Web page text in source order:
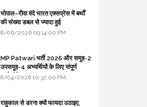
भोपाल–रीवा वंदे भारत एक्सप्रेस में बर्थों
की संख्या डबल से ज्यादा हुई
8/06/2026 09:14:00 PM
MP Patwari भर्ती 2026 और समूह-2
उपसमूह-4 अभ्यर्थियों के लिए संपूर्ण
मार्गदर्शिका
8/04/2026 10:32:00 PM
राहुकाल से डरना क्यों फायदा उठाइए,